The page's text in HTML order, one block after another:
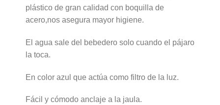
plástico de gran calidad con boquilla de
acero,nos asegura mayor higiene.
El agua sale del bebedero solo cuando el pájaro
la toca.
En color azul que actúa como filtro de la luz.
Fácil y cómodo anclaje a la jaula.